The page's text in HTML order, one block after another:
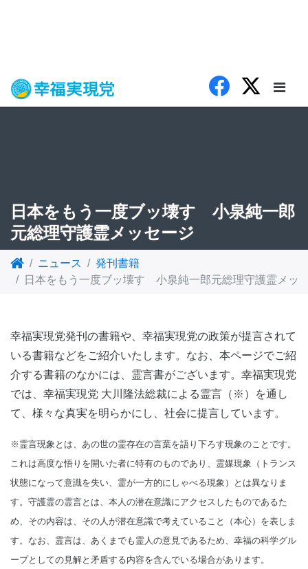
日本をもう一度ブッ壊す 小泉純一郎
元総理守護霊メッセージ
ニュース
発刊書籍
日本をもう一度ブッ壊す 小泉純一郎元総理守護霊メッ
幸福実現党発刊の書籍や、幸福実現党の政策が提言されて
いる書籍などをご紹介いたします。なお、本ページでご紹
介する書籍のなかには、霊言書がございます。幸福実現党
では、幸福実現党 大川隆法総裁による霊言（※）を通し
て、様々な真実を明らかにし、社会に提言しています。
※霊言現象とは、あの世の霊存在の言葉を語り下ろす現象のことです。
これは高度な悟りを開いた者に特有のものであり、霊媒現象（トランス
状態になって意識を失い、霊が一方的にしゃべる現象）とは異なりま
す。守護霊の霊言とは、本人の潜在意識にアクセスしたものであるた
め、その内容は、その人が潜在意識で考えていること（本心）を表しま
す。なお、霊言は、あくまでも霊人の意見であるため、幸福の科学グル
ープとしての見解と矛盾する内容を含んでいる場合があります。